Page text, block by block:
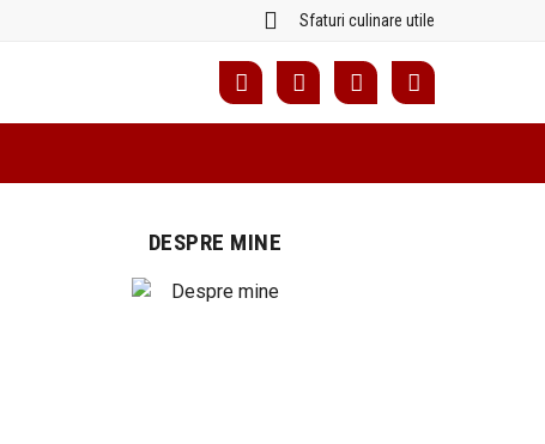
Sfaturi culinare utile
DESPRE MINE